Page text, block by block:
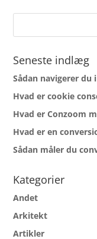
Seneste indlæg
Sådan navigerer du
Hvad er cookie
Hvad er Conzoom
Hvad er en
Sådan måler du
Kategorier
Andet
Arkitekt
Artikler